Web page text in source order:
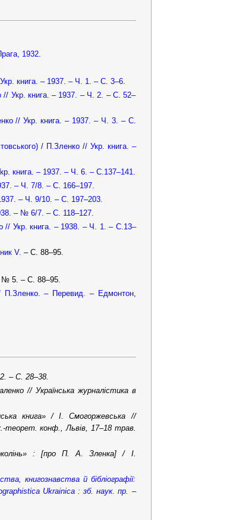
1932.
Укр. книга. – 1937. – Ч. 1. – С. 3–6.
// Укр. книга. – 1937. – Ч. 2. – С. 52–
// Укр. книга. – 1937. – Ч. 3. – С.
/ П.Зленко // Укр. книга. –
книга. – 1937. – Ч. 6. – С.137–141.
– Ч. 7/8. – С. 166–197.
1937. – Ч. 9/10. – С. 197–203.
– № 6/7. – С. 118–127.
// Укр. книга. – 1938. – Ч. 1. – С.13–
V. – С. 88–95.
№ 5. – С. 88–95.
/ П.Зленко. – Перевид. – Едмонтон,
– С. 28–38.
// Українська журналістика в
книга» / І. Смогоржевська //
-теорет. конф., Львів, 17–18 трав.
: [про П. А. Зленка] / І.
книгознавства й бібліографії:
Ukrainica : зб. наук. пр. –